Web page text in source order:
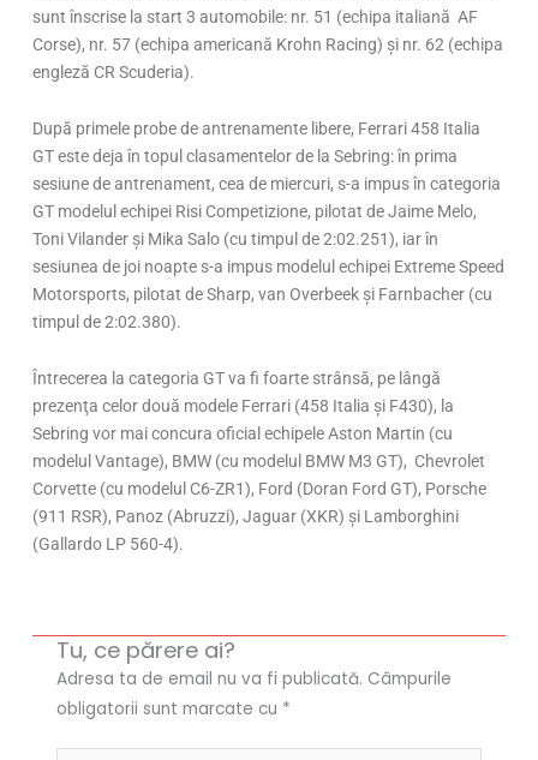
sunt înscrise la start 3 automobile: nr. 51 (echipa italiană AF
Corse), nr. 57 (echipa americană Krohn Racing) şi nr. 62 (echipa
engleză CR Scuderia).
După primele probe de antrenamente libere, Ferrari 458 Italia
GT este deja în topul clasamentelor de la Sebring: în prima
sesiune de antrenament, cea de miercuri, s-a impus în categoria
GT modelul echipei Risi Competizione, pilotat de Jaime Melo,
Toni Vilander şi Mika Salo (cu timpul de 2:02.251), iar în
sesiunea de joi noapte s-a impus modelul echipei Extreme Speed
Motorsports, pilotat de Sharp, van Overbeek şi Farnbacher (cu
timpul de 2:02.380).
Întrecerea la categoria GT va fi foarte strânsă, pe lângă
prezenţa celor două modele Ferrari (458 Italia şi F430), la
Sebring vor mai concura oficial echipele Aston Martin (cu
modelul Vantage), BMW (cu modelul BMW M3 GT), Chevrolet
Corvette (cu modelul C6-ZR1), Ford (Doran Ford GT), Porsche
(911 RSR), Panoz (Abruzzi), Jaguar (XKR) şi Lamborghini
(Gallardo LP 560-4).
Tu, ce părere ai?
Adresa ta de email nu va fi publicată. Câmpurile
obligatorii sunt marcate cu *